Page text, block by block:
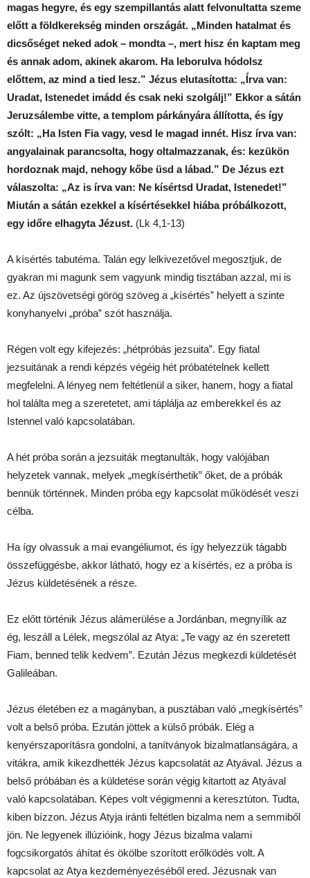
magas hegyre, és egy szempillantás alatt felvonultatta szeme
előtt a földkerekség minden országát. „Minden hatalmat és
dicsőséget neked adok – mondta –, mert hisz én kaptam meg
és annak adom, akinek akarom. Ha leborulva hódolsz
előttem, az mind a tied lesz.” Jézus elutasította: „Írva van:
Uradat, Istenedet imádd és csak neki szolgálj!” Ekkor a sátán
Jeruzsálembe vitte, a templom párkányára állította, és így
szólt: „Ha Isten Fia vagy, vesd le magad innét. Hisz írva van:
angyalainak parancsolta, hogy oltalmazzanak, és: kezükön
hordoznak majd, nehogy kőbe üsd a lábad.” De Jézus ezt
válaszolta: „Az is írva van: Ne kísértsd Uradat, Istenedet!”
Miután a sátán ezekkel a kísértésekkel hiába próbálkozott,
egy időre elhagyta Jézust. (Lk 4,1-13)
A kísértés tabutéma. Talán egy lelkivezetővel megosztjuk, de
gyakran mi magunk sem vagyunk mindig tisztában azzal, mi is
ez. Az újszövetségi görög szöveg a „kísértés” helyett a szinte
konyhanyelvi „próba” szót használja.
Régen volt egy kifejezés: „hétpróbás jezsuita”. Egy fiatal
jezsuitának a rendi képzés végéig hét próbatételnek kellett
megfelelni. A lényeg nem feltétlenül a siker, hanem, hogy a fiatal
hol találta meg a szeretetet, ami táplálja az emberekkel és az
Istennel való kapcsolatában.
A hét próba során a jezsuiták megtanulták, hogy valójában
helyzetek vannak, melyek „megkísérthetik” őket, de a próbák
bennük történnek. Minden próba egy kapcsolat működését veszi
célba.
Ha így olvassuk a mai evangéliumot, és így helyezzük tágabb
összefüggésbe, akkor látható, hogy ez a kísértés, ez a próba is
Jézus küldetésének a része.
Ez előtt történik Jézus alámerülése a Jordánban, megnyílik az
ég, leszáll a Lélek, megszólal az Atya: „Te vagy az én szeretett
Fiam, benned telik kedvem”. Ezután Jézus megkezdi küldetését
Galileában.
Jézus életében ez a magányban, a pusztában való „megkísértés”
volt a belső próba. Ezután jöttek a külső próbák. Elég a
kenyérszaporításra gondolni, a tanítványok bizalmatlanságára, a
vitákra, amik kikezdhették Jézus kapcsolatát az Atyával. Jézus a
belső próbában és a küldetése során végig kitartott az Atyával
való kapcsolatában. Képes volt végigmenni a keresztúton. Tudta,
kiben bízzon. Jézus Atyja iránti feltétlen bizalma nem a semmiből
jön. Ne legyenek illúzióink, hogy Jézus bizalma valami
fogcsikorgatós áhítat és ökölbe szorított erőlködés volt. A
kapcsolat az Atya kezdeményezéséből ered. Jézusnak van